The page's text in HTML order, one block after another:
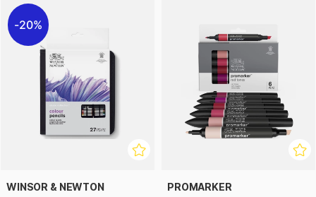
20%
WINSOR & NEWTON PROMARKER